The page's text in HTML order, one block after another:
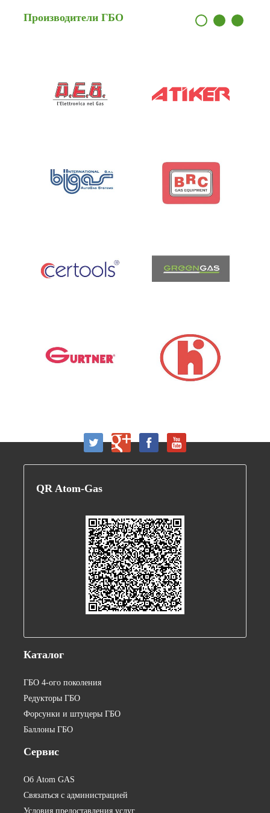
Производители ГБО
QR Atom-Gas
Каталог
ГБО 4-ого поколения
Редукторы ГБО
Форсунки и штуцеры ГБО
Баллоны ГБО
Сервис
Об Atom GAS
Связаться с администрацией
Условия предоставления услуг